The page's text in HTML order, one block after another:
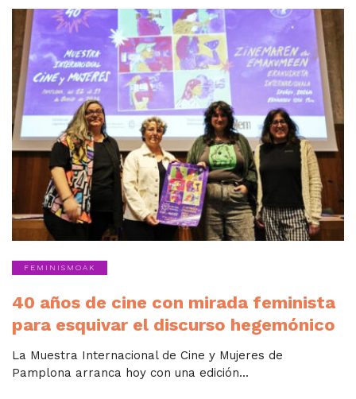
FEMINISMOAK
40 años de cine con mirada feminista
para esquivar el discurso hegemónico
La Muestra Internacional de Cine y Mujeres de
Pamplona arranca hoy con una edición...